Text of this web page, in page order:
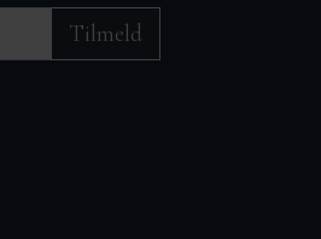
Tilmeld